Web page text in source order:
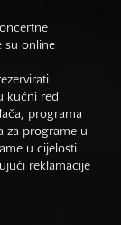
su online
kućni red
programa
za programe u
u cijelosti
reklamacije